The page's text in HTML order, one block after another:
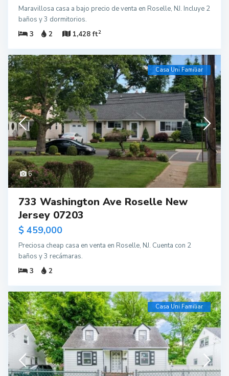
Maravillosa casa a bajo precio de venta en Roselle, NJ. Incluye 2
baños y 3 dormitorios.
3
2 1,428 ft2
6
Casa Uni Familiar
733 Washington Ave Roselle New
Jersey 07203
$ 459,000
Preciosa cheap casa en venta en Roselle, NJ. Cuenta con 2
baños y 3 recámaras.
3
2
Casa Uni Familiar